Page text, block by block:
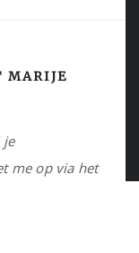
MARIJE
je
me op via het